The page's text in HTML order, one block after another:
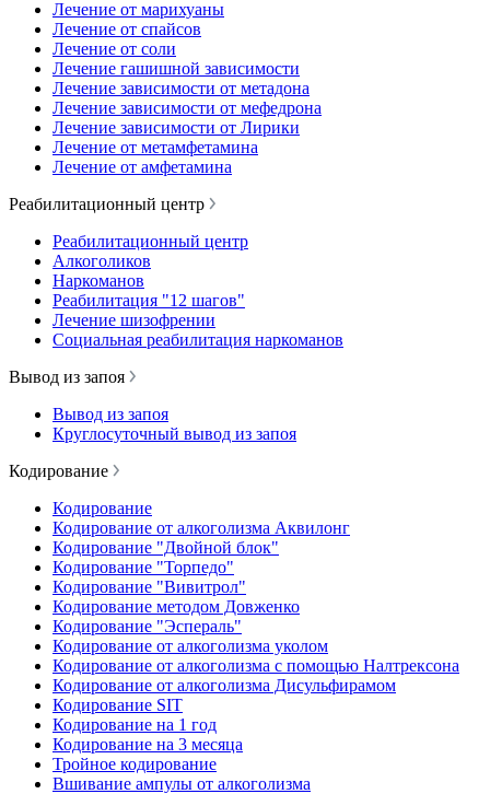
Лечение от марихуаны
Лечение от спайсов
Лечение от соли
Лечение гашишной зависимости
Лечение зависимости от метадона
Лечение зависимости от мефедрона
Лечение зависимости от Лирики
Лечение от метамфетамина
Лечение от амфетамина
Реабилитационный центр
Реабилитационный центр
Алкоголиков
Наркоманов
Реабилитация "12 шагов"
Лечение шизофрении
Социальная реабилитация наркоманов
Вывод из запоя
Вывод из запоя
Круглосуточный вывод из запоя
Кодирование
Кодирование
Кодирование от алкоголизма Аквилонг
Кодирование "Двойной блок"
Кодирование "Торпедо"
Кодирование "Вивитрол"
Кодирование методом Довженко
Кодирование "Эспераль"
Кодирование от алкоголизма уколом
Кодирование от алкоголизма с помощью Налтрексона
Кодирование от алкоголизма Дисульфирамом
Кодирование SIT
Кодирование на 1 год
Кодирование на 3 месяца
Тройное кодирование
Вшивание ампулы от алкоголизма